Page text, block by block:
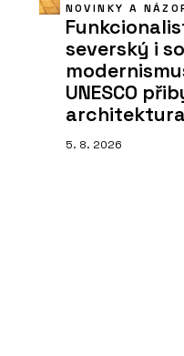
NOVINKY A
severský i
UNESCO
5. 8. 2026